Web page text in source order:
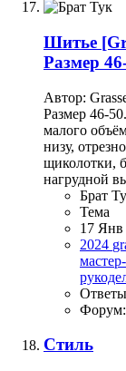
Шитье
Размер
Автор:
Размер 46-
малого
низу,
щиколотки,
нагрудной
Брат
Тема
17 Янв
2024
Форум:
Стиль